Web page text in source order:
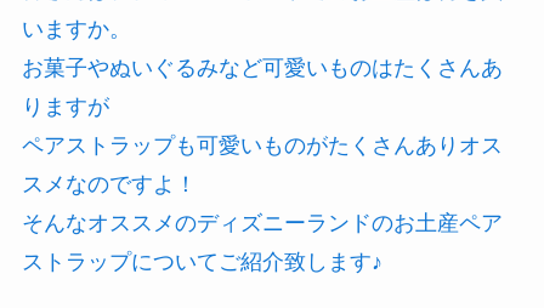
いますか。
お菓子やぬいぐるみなど可愛いものはたくさんあ
りますが
ペアストラップも可愛いものがたくさんありオス
スメなのですよ！
そんなオススメのディズニーランドのお土産ペア
ストラップについてご紹介致します♪